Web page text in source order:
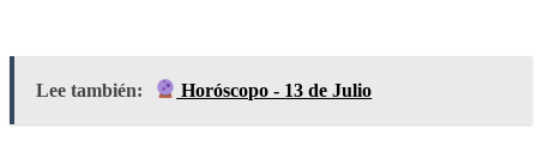
Lee también: Horóscopo - 13 de Julio